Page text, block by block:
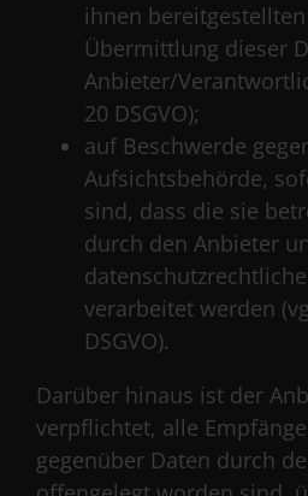
ihnen
Übermittlung dieser
Anbieter/
20 DSGVO);
auf Beschwerde
Aufsichtsbehörde,
sind, dass die sie
durch den Anbieter
verarbeitet werden
DSGVO).
Darüber hinaus ist der
verpflichtet, alle
gegenüber Daten durch